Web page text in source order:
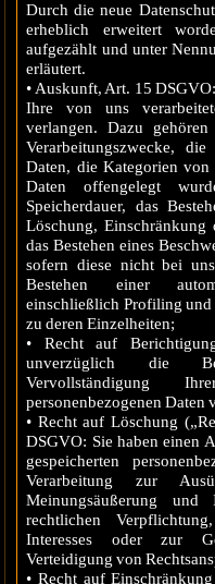
Durch die neue
erheblich erweitert
aufgezählt und unter
erläutert.
• Auskunft, Art. 15
Ihre von uns
verlangen. Dazu
Verarbeitungszwecke,
Daten, die Kategorien von
Daten offengelegt
Speicherdauer, das
Löschung, Einschränkung
das Bestehen eines
sofern diese nicht bei
Bestehen einer
einschließlich Profiling
zu deren Einzelheiten;
• Recht auf
unverzüglich die
Vervollständigung
personenbezogenen Daten
• Recht auf Löschung
DSGVO: Sie haben einen
gespeicherten
Verarbeitung zur
Meinungsäußerung
rechtlichen
Interesses oder zur
Verteidigung von
• Recht auf